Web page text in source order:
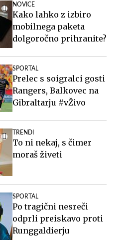
NOVICE
Kako lahko z izbiro
mobilnega paketa
dolgoročno prihranite?
SPORTAL
Prelec s soigralci gosti
Rangers, Balkovec na
Gibraltarju #vŽivo
TRENDI
To ni nekaj, s čimer
moraš živeti
SPORTAL
Po tragični nesreči
odprli preiskavo proti
Runggaldierju